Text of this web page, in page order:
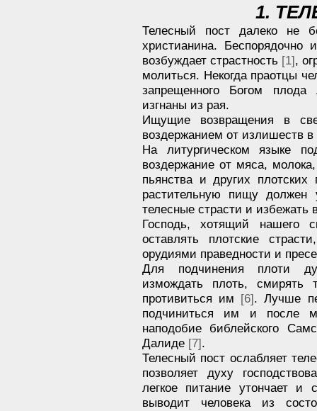
1.
Телесный пост далеко не
христианина. Беспорядочно
возбуждает страстность [1],
молиться. Некогда праотцы
запрещенного Богом
изгнаны из рая.
Ищущие возвращения в
воздержанием от излишеств
На литургическом языке
воздержание от мяса,
пьянства и других
растительную пищу должен
телесные страсти и избежать
Господь, хотящий нашего
оставлять плотские
орудиями праведности и
Для подчинения плоти
измождать плоть, смирять
противиться им [6]. Лучше
подчиниться им и после
наподобие библейского
Далиде [7].
Телесный пост ослабляет
позволяет духу
легкое питание утончает и
выводит человека из